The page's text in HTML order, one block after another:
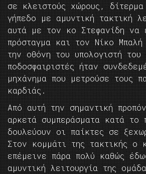
σε κλειστούς χώρους,
γήπεδο με αμυντική τακτική
αυτά με τον κο Στεφανίδη να
πρόσταγμα και τον Νίκο Μπαλή
την οθόνη του υπολογιστή του
ποδοσφαιριστές ήταν
μηχάνημα που μετρούσε τους
καρδιάς.
Από αυτή την σημαντική
αρκετά συμπεράσματα κατά το
δουλεύουν οι παίκτες σε
Στον κομμάτι της τακτικής ο
επέμεινε πάρα πολύ καθώς
αμυντική λειτουργία της